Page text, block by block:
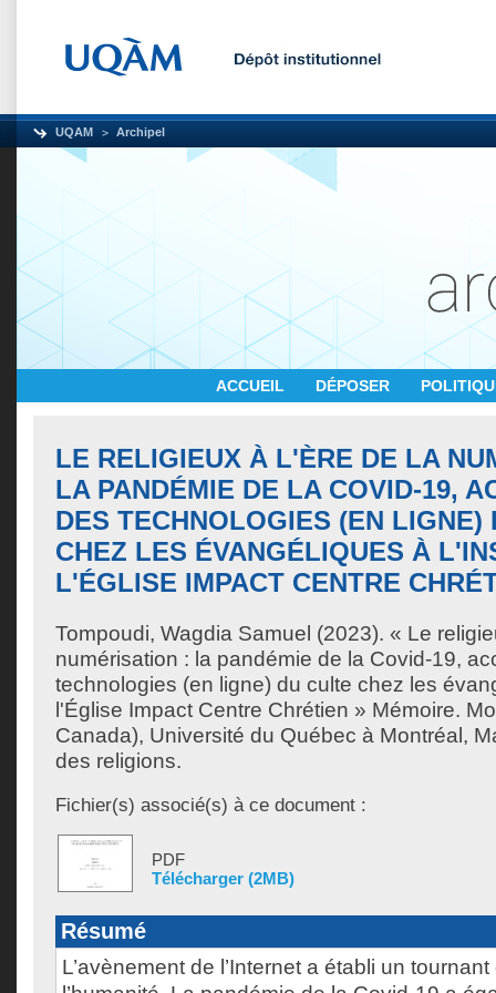
UQAM Archipel
ACCUEIL DÉPOSER
LE RELIGIEUX À L'ÈRE DE LA
LA PANDÉMIE DE LA COVID-19,
DES TECHNOLOGIES (EN LIGNE)
CHEZ LES ÉVANGÉLIQUES À
L'ÉGLISE IMPACT CENTRE
Tompoudi, Wagdia Samuel (2023). « Le
numérisation : la pandémie de la Covid-19,
technologies (en ligne) du culte chez les
l'Église Impact Centre Chrétien » Mémoire.
Canada), Université du Québec à Montréal,
des religions.
Fichier(s) associé(s) à ce document :
PDF
Télécharger (2MB)
Résumé
L’avènement de l’Internet a établi un